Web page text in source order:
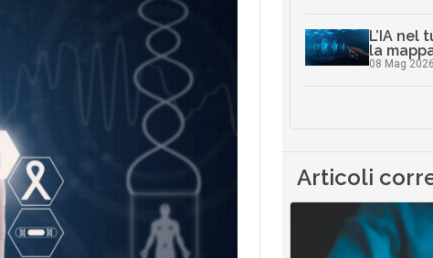
L’IA nel
la
08 Mag 2026
Articoli